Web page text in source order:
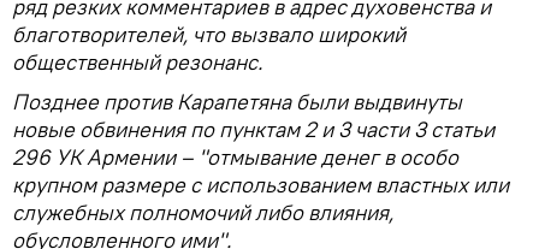
ряд резких комментариев в адрес духовенства и
благотворителей, что вызвало широкий
общественный резонанс.
Позднее против Карапетяна были выдвинуты
новые обвинения по пунктам 2 и 3 части 3 статьи
296 УК Армении – "отмывание денег в особо
крупном размере с использованием властных или
служебных полномочий либо влияния,
обусловленного ими".